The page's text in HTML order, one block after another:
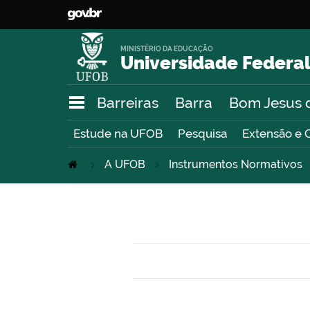
Universidade
MINISTÉRIO DA EDUCAÇÃO
Barreiras Barra Bom Jesus
Estude na UFOB Pesquisa Extensão e
A UFOB Instrumentos Normativos